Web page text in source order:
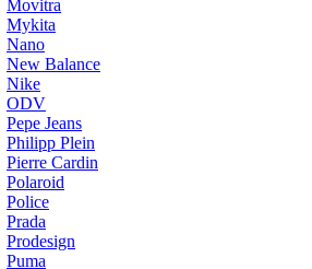
Movitra
Mykita
Nano
New Balance
Nike
ODV
Pepe Jeans
Philipp Plein
Pierre Cardin
Polaroid
Police
Prada
Prodesign
Puma